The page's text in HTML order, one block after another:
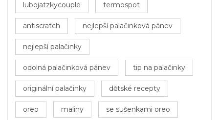
lubojatzkycouple termospot
antiscratch nejlepší palačinková pánev
nejlepší palačinky
odolná palačinková pánev tip na palačinky
originální palačinky dětské recepty
oreo maliny se sušenkami oreo